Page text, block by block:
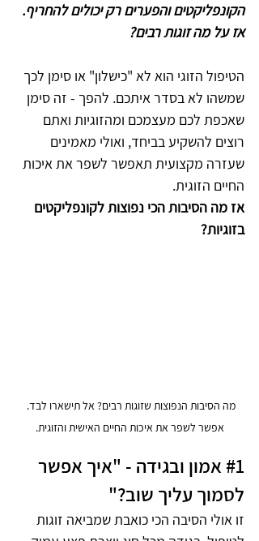
הקונפליקטים והפערים רק יכולים להחריף.
אז על מה זוגות רבים?
הטיפול הזוגי הוא לא "כישלון" או סימן לכך
שמשהו לא בסדר איתכם. להפך - זה סימן
שאכפת לכם מעצמכם ומהזוגיות ואתם
רוצים להשקיע בביחד, ואולי מאמינים
שעזרה מקצועית תאפשר לשפר את איכות
החיים הזוגית.
אז מה הסיבות הכי נפוצות לקונפליקטים
בזוגיות?
מה הסיבות הנפוצות שזוגות רבים? אל תישארו לבד.
אפשר לשפר את איכות החיים האישית והזוגית.
#1 אמון ובגידה - "איך אפשר
לסמוך עליך שוב?"
זו אולי הסיבה הכי כואבת שמביאה זוגות